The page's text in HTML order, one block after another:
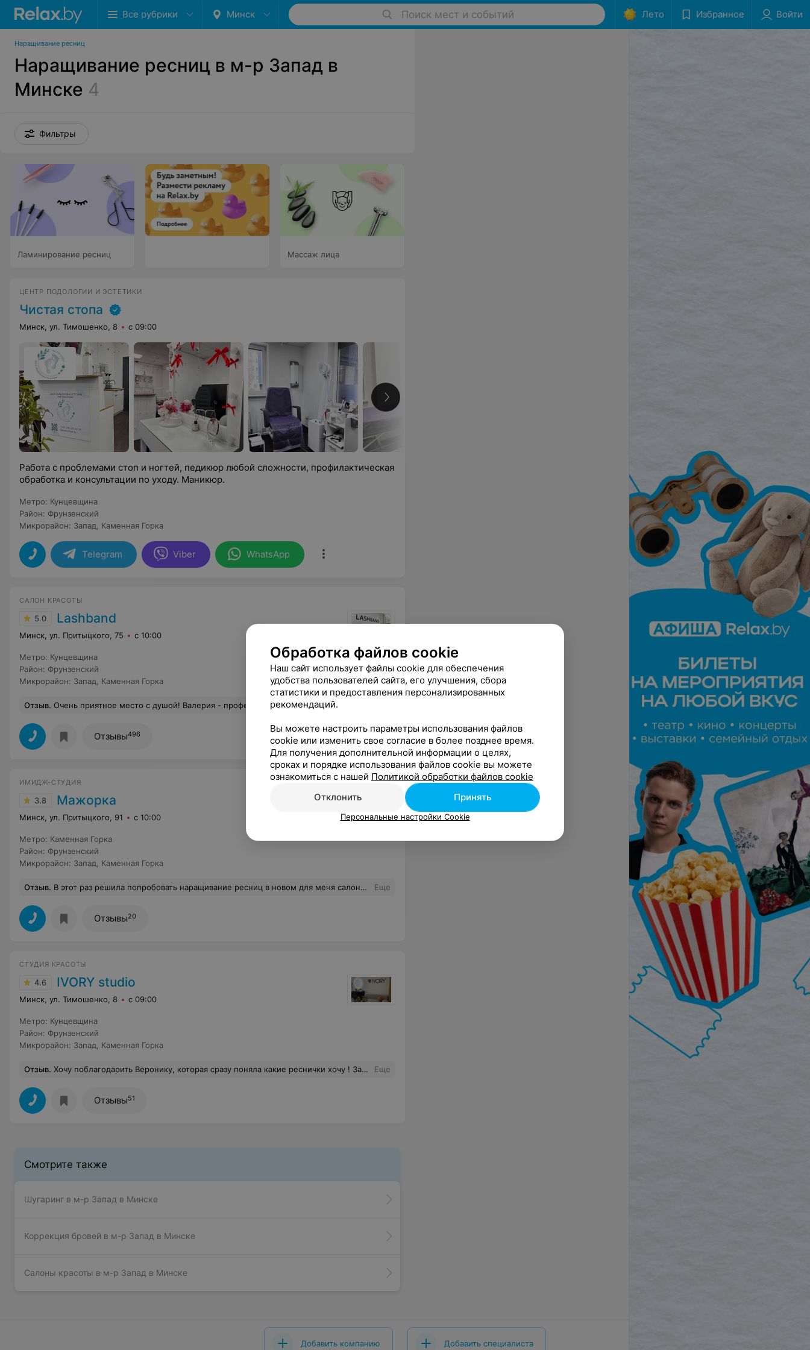
Все рубрики Минск Поиск мест и событий Лето Избранное Войти
Наращивание ресниц
Наращивание ресниц в м-р Запад в
Минске 4
Фильтры
Ламинирование ресниц Массаж лица
ЦЕНТР ПОДОЛОГИИ И ЭСТЕТИКИ
Чистая стопа
Минск, ул. Тимошенко, 8 с 09:00
Работа с проблемами стоп и ногтей, педикюр любой сложности, профилактическая
обработка и консультации по уходу. Маникюр.
Метро: Кунцевщина
Район: Фрунзенский
Микрорайон: Запад Каменная Горка
Telegram Viber WhatsApp
САЛОН КРАСОТЫ
5.0 Lashband
Минск, ул. Притыцкого, 75 с 10:00
Метро: Кунцевщина
Район: Фрунзенский
Микрорайон: Запад Каменная Горка
Отзыв. Очень приятное место с душой! Валерия - профессионал в своем деле. Выполнит качественно и быстро, а главное безупречно наращивание ресниц с учётом всех пожеланий!
Отзывы496
ИМИДЖ-СТУДИЯ
3.8 Мажорка
Минск, ул. Притыцкого, 91 с 10:00
Метро: Каменная Горка
Район: Фрунзенский
Микрорайон: Запад Каменная Горка
Отзыв. В этот раз решила попробовать наращивание ресниц в новом для меня салоне. К сожалению, впечатления остались негативные. Пришла заранее, провела в ожидании около 15 минут. Но ни чай, ни кофе мне не предложили. С местом для верхней одежды тоже пришлось разбираться самостоятельно. В санузле сломано ведро для мусора, нет крема для рук. В целом салон выглядит потрёпаным временем Записывалась по промокоду. Однако при оплате выяснилось, что про него "забыли". Объяснений или альтернативного решения не последовало. В итоге было уплачено 92р за 1.5д + изгиб L+ снятие. Сама процедура заняла почти 3 часа, хотя в описании на странице салона указано 1,5–2 часа. В процессе в глаз попало мыло, а затем - пары клея. На следующий день глаз всё ещё болит, что вызывает серьёзные опасения. К самому мастеру у меня претензий нет К сожалению, ни сервис, ни "Мажорка" не оправдали ожиданий. Не рекомендую. Еще
Отзывы20
СТУДИЯ КРАСОТЫ
4.6 IVORY studio
Минск, ул. Тимошенко, 8 с 09:00
Метро: Кунцевщина
Район: Фрунзенский
Микрорайон: Запад Каменная Горка
Отзыв. Хочу поблагодарить Веронику, которая сразу поняла какие реснички хочу ! Запоос был еще и максимально быстро выполнить услугу , но при этом не потерять в качестве . Все мой пожелание были выполнены. Вообще , девочки , уже много лет являюсь клиентом студии красоты IVORY, всегда выхожу от них с хорошим настроением и красотка ! Спасибо Татьяне, которая так грамотно подбирает персонал!!! К Веронике обязательно вернусь через месяц Еще
Отзывы51
Смотрите также
Шугаринг в м-р Запад в Минске
Коррекция бровей в м-р Запад в Минске
Салоны красоты в м-р Запад в Минске
Добавить компанию Добавить специалиста
Обработка файлов cookie
Наш сайт использует файлы cookie для обеспечения
удобства пользователей сайта, его улучшения, сбора
статистики и предоставления персонализированных
рекомендаций.
Вы можете настроить параметры использования файлов
cookie или изменить свое согласие в более позднее время.
Для получения дополнительной информации о целях,
сроках и порядке использования файлов cookie вы можете
ознакомиться с нашей Политикой обработки файлов cookie
Отклонить
Принять
Персональные настройки Cookie